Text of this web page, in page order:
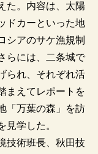
た。内容は、太陽
ドカーといった地
シアのサケ漁規制
らには、二条城で
られ、それぞれ活
まえてレポートを
「万葉の森」を訪
見学した。
技術班長、秋田技